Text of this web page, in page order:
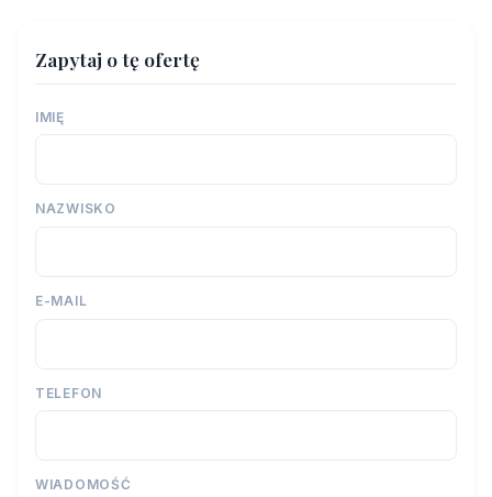
Zapytaj o tę ofertę
IMIĘ
NAZWISKO
E-MAIL
TELEFON
WIADOMOŚĆ